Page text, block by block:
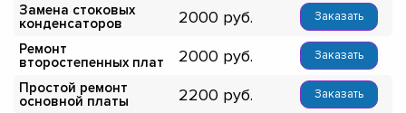
Замена стоковых
конденсаторов
2000 Заказать
Ремонт
второстепенных плат
2000 Заказать
Простой ремонт
основной платы
2200 Заказать